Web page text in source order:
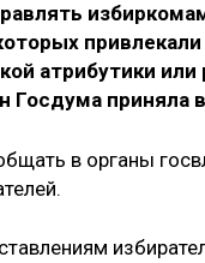
атрибутики
Госдума приняла
в органы